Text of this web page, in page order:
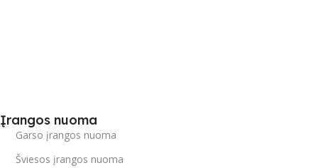
Įrangos nuoma
Garso įrangos nuoma
Šviesos įrangos nuoma